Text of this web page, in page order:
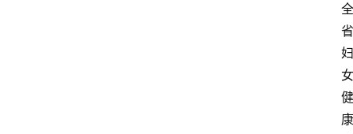
全
省
妇
女
健
康